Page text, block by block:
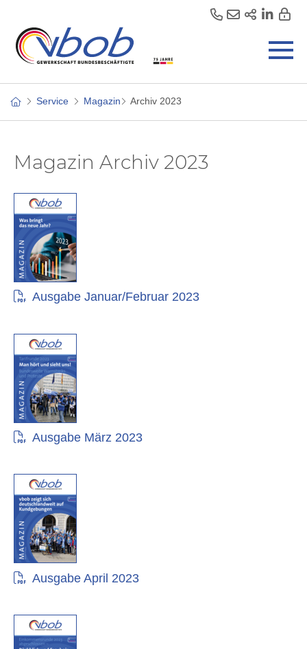
Service Magazin Archiv 2023
Magazin Archiv 2023
Ausgabe Januar/Februar 2023
Ausgabe März 2023
Ausgabe April 2023